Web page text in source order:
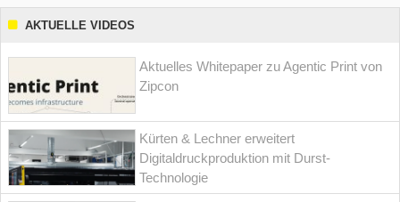
AKTUELLE VIDEOS
Aktuelles Whitepaper zu Agentic Print von
Zipcon
Kürten & Lechner erweitert
Digitaldruckproduktion mit Durst-
Technologie